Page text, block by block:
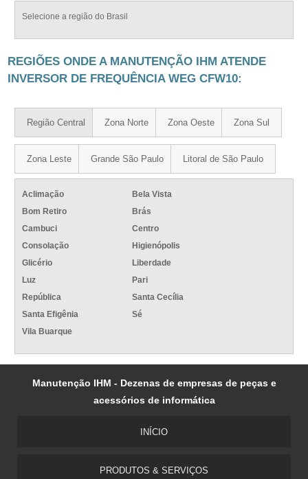
Selecione a região do Brasil
REGIÕES ONDE A MANUTENÇÃO IHM ATENDE
INVERSOR DE FREQUÊNCIA WEG CFW10:
Região Central Zona Norte Zona Oeste Zona Sul
Zona Leste Grande São Paulo Litoral de São Paulo
Aclimação
Bela Vista
Bom Retiro
Brás
Cambuci
Centro
Consolação
Higienópolis
Glicério
Liberdade
Luz
Pari
República
Santa Cecília
Santa Efigênia
Sé
Vila Buarque
Manutenção IHM - Dezenas de empresas de peças e
acessórios de informática
INÍCIO
PRODUTOS & SERVIÇOS